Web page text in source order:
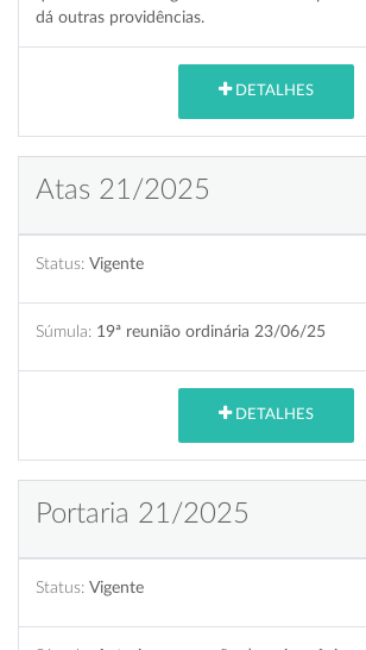
dá outras providências.
DETALHES
Atas 21/2025
Status: Vigente
Súmula: 19ª reunião ordinária 23/06/25
DETALHES
Portaria 21/2025
Status: Vigente